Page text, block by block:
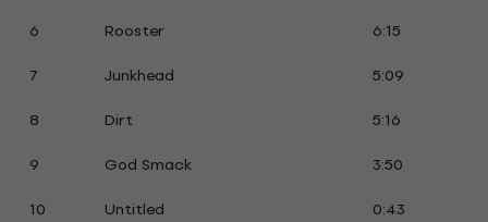
6
Rooster
6:15
7
Junkhead
5:09
8
Dirt
5:16
9
God Smack
3:50
10
Untitled
0:43